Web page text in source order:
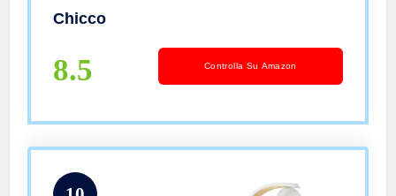
Culla Chicco Next2Me, con Effetti
Musica – 0+ Mesi, Rosa
Chicco
8.5 Controlla Su Amazon